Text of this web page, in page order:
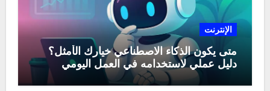
الإنترنت
متى يكون الذكاء الاصطناعي خيارك الأمثل؟
دليل عملي لاستخدامه في العمل اليومي